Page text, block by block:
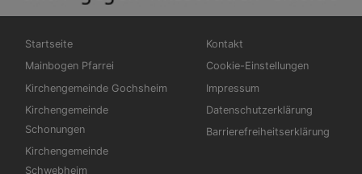
Hauptnavigation
Startseite
Mainbogen Pfarrei
Kirchengemeinde Gochsheim
Kirchengemeinde
Schonungen
Kirchengemeinde
Schwebheim
Fußbereichsmenü
Kontakt
Cookie-Einstellungen
Impressum
Datenschutzerklärung
Barrierefreiheitserklärung